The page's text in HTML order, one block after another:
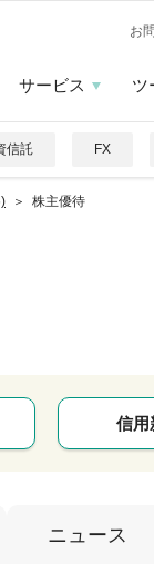
お
サービス ツ
信託 FX
株主優待
信用
ニュース